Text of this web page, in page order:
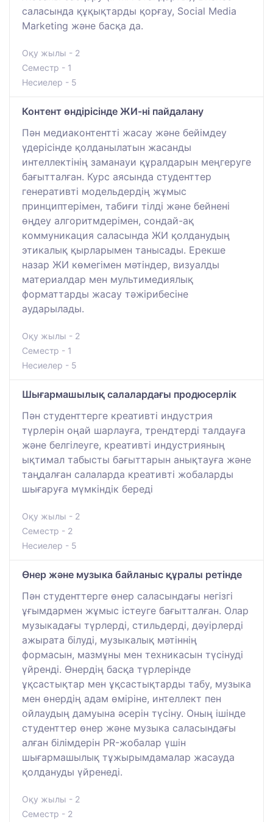
саласында құқықтарды қорғау, Social Media
Marketing және басқа да.
Оқу жылы - 2
Семестр - 1
Несиелер - 5
Контент өндірісінде ЖИ-ні пайдалану
Пән медиаконтентті жасау және бейімдеу
үдерісінде қолданылатын жасанды
интеллектінің заманауи құралдарын меңгеруге
бағытталған. Курс аясында студенттер
генеративті модельдердің жұмыс
принциптерімен, табиғи тілді және бейнені
өңдеу алгоритмдерімен, сондай-ақ
коммуникация саласында ЖИ қолданудың
этикалық қырларымен танысады. Ерекше
назар ЖИ көмегімен мәтіндер, визуалды
материалдар мен мультимедиялық
форматтарды жасау тәжірибесіне
аударылады.
Оқу жылы - 2
Семестр - 1
Несиелер - 5
Шығармашылық салалардағы продюсерлік
Пән студенттерге креативті индустрия
түрлерін оңай шарлауға, трендтерді талдауға
және белгілеуге, креативті индустрияның
ықтимал табысты бағыттарын анықтауға және
таңдалған салаларда креативті жобаларды
шығаруға мүмкіндік береді
Оқу жылы - 2
Семестр - 2
Несиелер - 5
Өнер және музыка байланыс құралы ретінде
Пән студенттерге өнер саласындағы негізгі
ұғымдармен жұмыс істеуге бағытталған. Олар
музыкадағы түрлерді, стильдерді, дәуірлерді
ажырата білуді, музыкалық мәтіннің
формасын, мазмұны мен техникасын түсінуді
үйренді. Өнердің басқа түрлерінде
ұқсастықтар мен ұқсастықтарды табу, музыка
мен өнердің адам өміріне, интеллект пен
ойлаудың дамуына әсерін түсіну. Оның ішінде
студенттер өнер және музыка саласындағы
алған білімдерін PR-жобалар үшін
шығармашылық тұжырымдамалар жасауда
қолдануды үйренеді.
Оқу жылы - 2
Семестр - 2